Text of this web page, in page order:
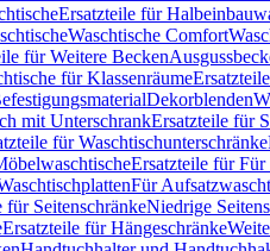
Ersatzteile für
Waschtische Comfort
für Weitere Becken
für Klassenräume
Dekorblenden
mit UnterschrankErsatzteile für
für Waschtischunterschränke
Ersatzteile für
Für
für SeitenschränkeNiedrige
Ersatzteile für Hängeschränke